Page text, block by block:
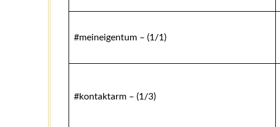
#meineigentum – (1/1)
#kontaktarm – (1/3)